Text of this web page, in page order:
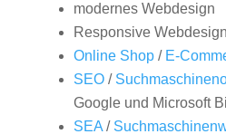
modernes Webdesign
Responsive Webdesign
Online Shop/ E-
SEO/
Google und Microsoft
SEA/